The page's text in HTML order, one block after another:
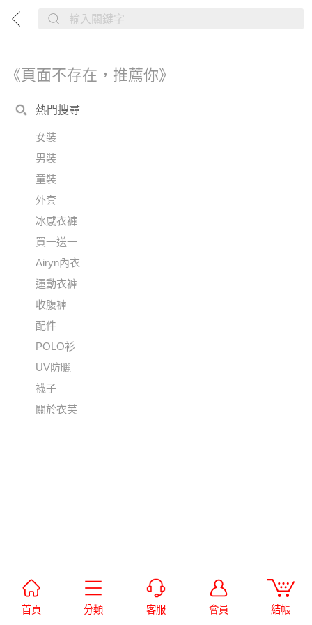
首頁 分類 客服 會員 結帳
《頁面不存在，推薦你》
熱門搜尋
女裝
男裝
童裝
外套
冰感衣褲
買一送一
Airyn內衣
運動衣褲
收腹褲
配件
POLO衫
UV防曬
襪子
關於衣芙